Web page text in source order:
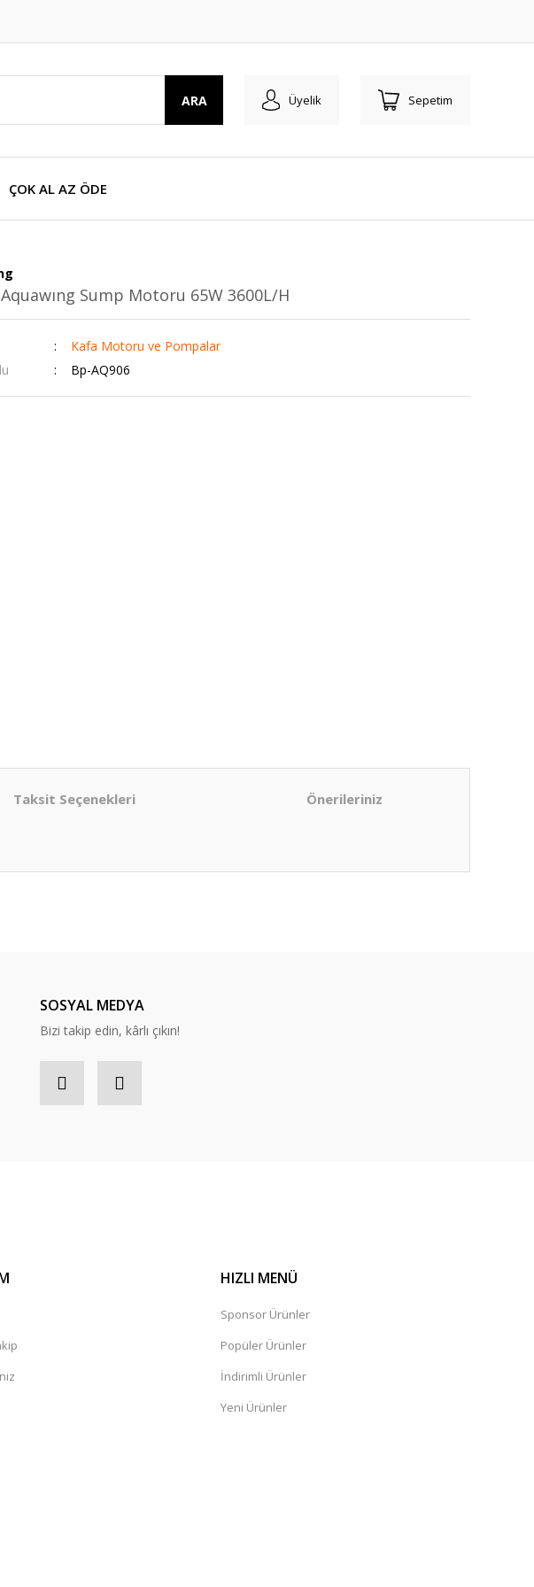
ARA Üyelik Sepetim
ÇOK AL AZ ÖDE
Sump Motoru 65W 3600L/H
Kafa Motoru ve Pompalar
Bp-AQ906
Taksit Seçenekleri Önerileriniz
SOSYAL MEDYA
Bizi takip edin, kârlı çıkın!
HIZLI MENÜ
Sponsor Ürünler
Popüler Ürünler
İndirimli Ürünler
Yeni Ürünler